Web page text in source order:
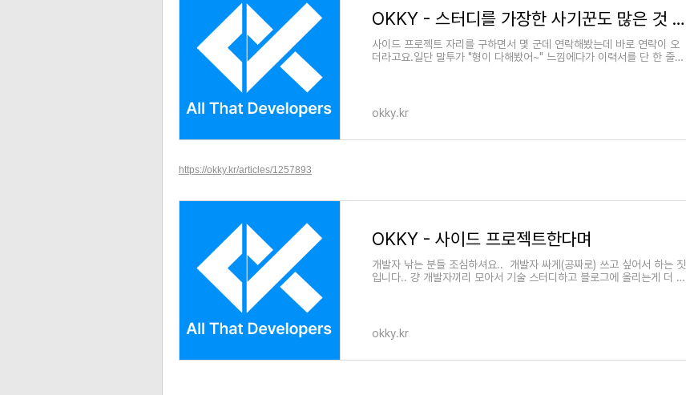
OKKY - 스터디를 가장한 사기꾼도 많은 것 같아요
사이드 프로젝트 자리를 구하면서 몇 군데 연락해봤는데 바로 연락이 오
더라고요.일단 말투가 "형이 다해봤어~" 느낌에다가 이력서를 단 한 줄도
okky.kr
https://okky.kr/articles/1257893
OKKY - 사이드 프로젝트한다며
개발자 낚는 분들 조심하셔요.. 개발자 싸게(공짜로) 쓰고 싶어서 하는 짓
입니다.. 걍 개발자끼리 모아서 기술 스터디하고 블로그에 올리는게 더 낫
okky.kr
»